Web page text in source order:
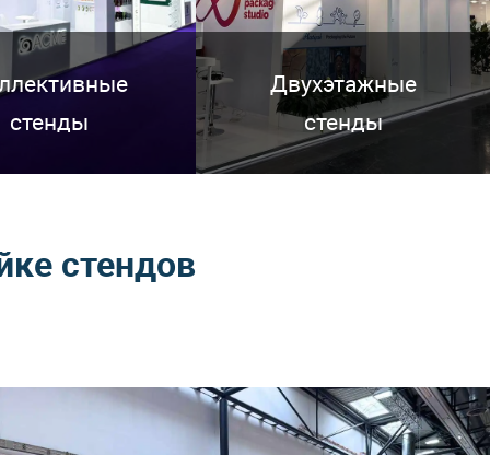
стенды
Двухэтажные
стенды
стендов